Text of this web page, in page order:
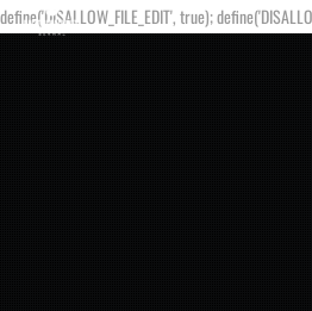
define('DISALLOW_FILE_EDIT', true);